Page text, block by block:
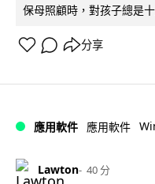
保母照顧時，對孩子總是
分享
應用軟件 應用軟件
Lawton 40 分